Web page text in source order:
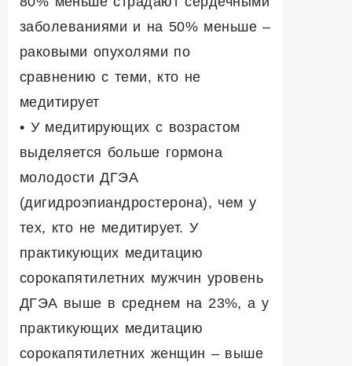
заболеваниями и на 50% меньше –
раковыми опухолями по
сравнению с теми, кто не
медитирует
• У медитирующих с возрастом
выделяется больше гормона
молодости ДГЭА
(дигидроэпиандростерона), чем у
тех, кто не медитирует. У
практикующих медитацию
сорокапятилетних мужчин уровень
ДГЭА выше в среднем на 23%, а у
практикующих медитацию
сорокапятилетних женщин – выше